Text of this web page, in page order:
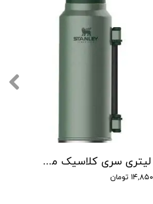
فلاسک استنلی 1.4 لیتری سری کلاسیک مدل Classic Legendary Bottle 1.4 L
تومان